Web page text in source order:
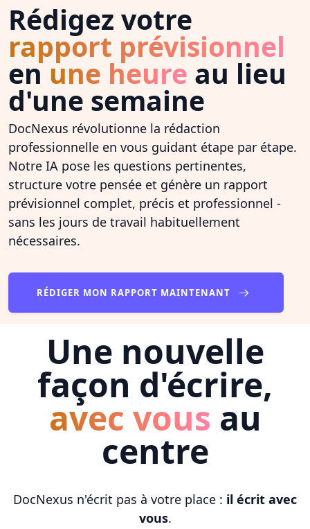
Rédigez votre
rapport prévisionnel
en une heure au lieu
d'une semaine
DocNexus révolutionne la rédaction
professionnelle en vous guidant étape par étape.
Notre IA pose les questions pertinentes,
structure votre pensée et génère un rapport
prévisionnel complet, précis et professionnel -
sans les jours de travail habituellement
nécessaires.
RÉDIGER MON RAPPORT MAINTENANT
Une nouvelle
façon d'écrire,
avec vous au
centre
DocNexus n'écrit pas à votre place : il écrit avec
vous.